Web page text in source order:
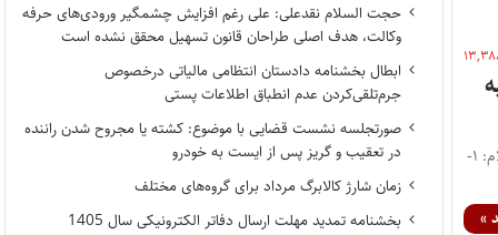
مشخصات نظریه: شماره نظریه : ۷/۱۴۰۳/۸۵ شماره پرونده : ۱۴۰۳-۹۸-۸۵ ح تاریخ نظریه : ۱۴۰۳/۰۵/۱۴ استعلام: ۱-
»
حجت السلام نقدعلی: علی رغم افزایش چشمگیر ورودی‌های حرفه
وکالت، هدف اصلی طراحان قانون تسهیل محقق نشده است
ابطال بخشنامه دادستان انتظامی مالیاتی درخصوص
جرم‌تلقی‌کردن عدم انطباق اطلاعات پستی
صورتجلسه نشست قضایی با موضوع: کشته یا مجروح شدن راننده
در تعقیب و گریز پس از ایست به خودرو
زمان شارژ کالابرگ مرداد برای گروه‌های مختلف
بخشنامه تمدید مهلت ارسال دفاتر الکترونیکی سال 1405